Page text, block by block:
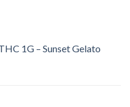
€2,000.00
1G – Sunset Gelato